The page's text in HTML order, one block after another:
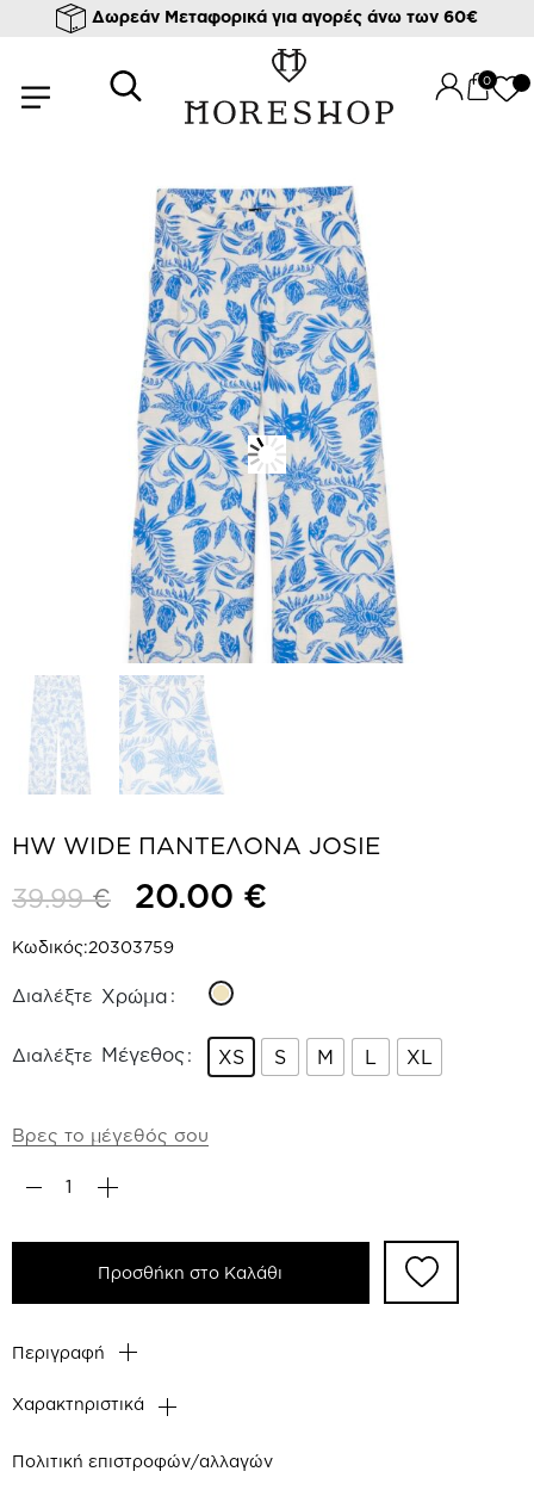
Δωρεάν Μεταφορικά για αγορές άνω των 60€
0
/ HW WIDE ΠΑΝΤΕΛΟΝΑ JOSIE
HW WIDE ΠΑΝΤΕΛΟΝΑ JOSIE
Κωδικός:20303759
39.99€ 20.00 €
Χαρακτηριστικά
Πολιτική επιστροφών/αλλαγών
Περιγραφή
Χρώμα
Μέγεθος XS S M L XL
Βρες το μέγεθός σου
Προσθήκη στο Καλάθι